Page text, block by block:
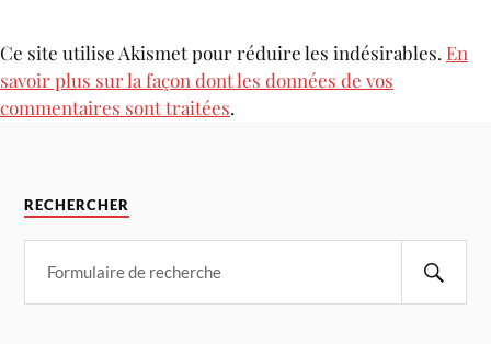
Ce site utilise Akismet pour réduire les indésirables. En
savoir plus sur la façon dont les données de vos
commentaires sont traitées.
RECHERCHER